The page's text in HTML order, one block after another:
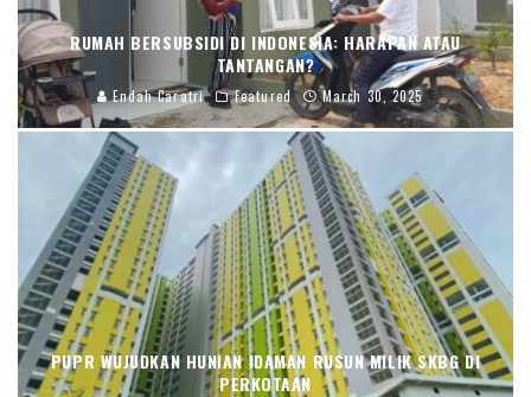
RUMAH BERSUBSIDI DI INDONESIA: HARAPAN ATAU
TANTANGAN?
Endah Caratri Featured March 30, 2025
PUPR WUJUDKAN HUNIAN IDAMAN RUSUN MILIK SKBG DI
PERKOTAAN